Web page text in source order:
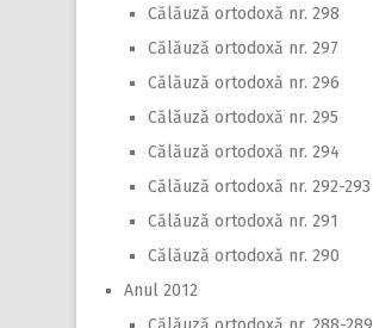
Călăuză ortodoxă nr. 298
Călăuză ortodoxă nr. 297
Călăuză ortodoxă nr. 296
Călăuză ortodoxă nr. 295
Călăuză ortodoxă nr. 294
Călăuză ortodoxă nr. 292-293
Călăuză ortodoxă nr. 291
Călăuză ortodoxă nr. 290
Anul 2012